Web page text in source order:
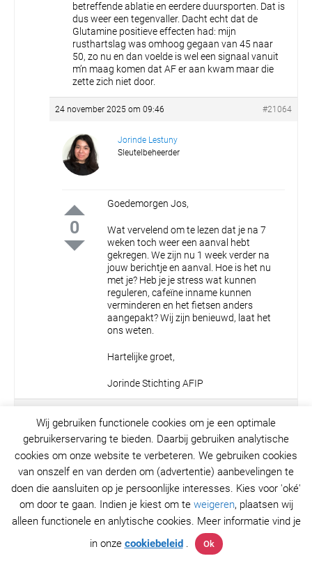
betreffende ablatie en eerdere duursporten. Dat is
dus weer een tegenvaller. Dacht echt dat de
Glutamine positieve effecten had: mijn
rusthartslag was omhoog gegaan van 45 naar
50, zo nu en dan voelde is wel een signaal vanuit
m’n maag komen dat AF er aan kwam maar die
zette zich niet door.
24 november 2025 om 09:46 #21064
Jorinde Lestuny
Sleutelbeheerder
0
Goedemorgen Jos,
Wat vervelend om te lezen dat je na 7
weken toch weer een aanval hebt
gekregen. We zijn nu 1 week verder na
jouw berichtje en aanval.
Hoe is het nu
met je? Heb je je stress wat kunnen
reguleren, cafeïne inname kunnen
verminderen en het fietsen anders
aangepakt?Wij zijn benieuwd, laat het
ons weten.
Hartelijke groet,
JorindeStichting AFIP
Jos
Deelnemer
0
De volgende ochtend mn nieuwe cardioloog
gebeld. Die reageerde gelukkig wat sneller en ik
kon direct bij de 1e hulp hartpoli terecht. Daar AF
geconstateerd (ja dat wist ik al) allerlei andere
testen gedaan en geen verdere afwijkingen
Wij gebruiken functionele cookies om je een optimale
gebruikerservaring te bieden. Daarbij gebruiken analytische
cookies om onze website te verbeteren. We gebruiken cookies
van onszelf en van derden om (advertentie) aanbevelingen te
doen die aansluiten op je persoonlijke interesses. Kies voor 'oké'
om door te gaan. Indien je kiest om te weigeren, plaatsen wij
alleen functionele en anlytische cookies. Meer informatie vind je
in onze cookiebeleid. Ok